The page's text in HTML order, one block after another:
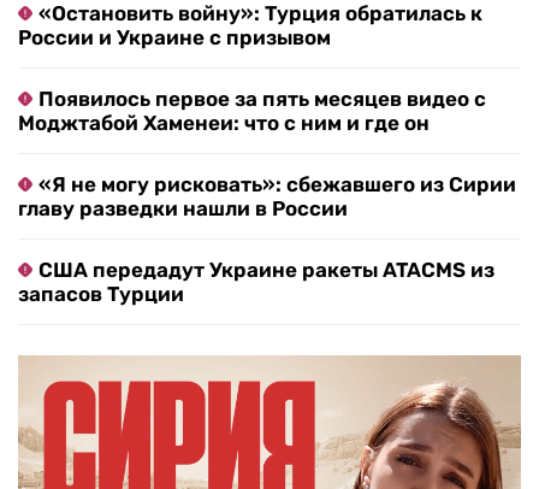
«Остановить войну»: Турция обратилась к
России и Украине с призывом
Появилось первое за пять месяцев видео с
Моджтабой Хаменеи: что с ним и где он
«Я не могу рисковать»: сбежавшего из Сирии
главу разведки нашли в России
США передадут Украине ракеты ATACMS из
запасов Турции